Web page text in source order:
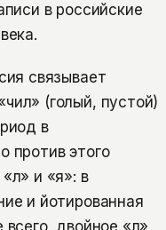
в российские
связывает
(голый, пустой)
в
против этого
и «я»: в
и йотированная
всего, двойное «л»